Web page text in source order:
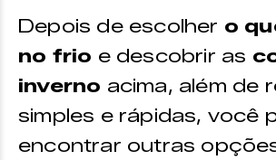
Depois de escolher o
no frio e descobrir as
inverno acima, além de
simples e rápidas, você
encontrar outras